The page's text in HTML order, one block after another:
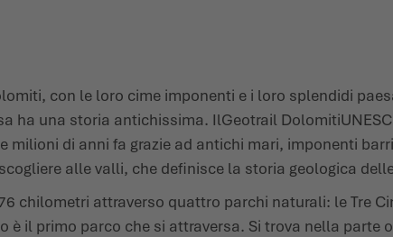
, con le loro cime imponenti e i loro splendidi
ha una storia antichissima. IlGeotrail Dolomiti
milioni di anni fa grazie ad antichi mari, imponenti
alle valli, che definisce la storia geologica
chilometri attraverso quattro parchi naturali: le Tre
è il primo parco che si attraversa. Si trova nella